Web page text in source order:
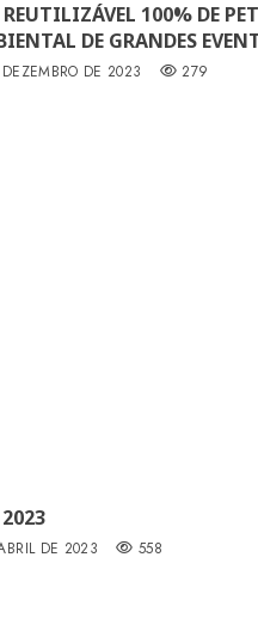
100% DE
DE GRANDES
DE 2023 279
DE 2023 558